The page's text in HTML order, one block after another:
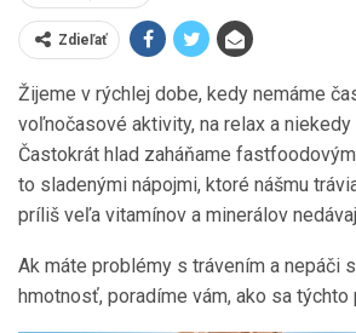
Zdieľať
Žijeme v rýchlej dobe, kedy nemáme
voľnočasové aktivity, na relax a niekedy
Častokrát hlad zaháňame
to sladenými nápojmi, ktoré nášmu
príliš veľa vitamínov a minerálov
Ak máte problémy s trávením a nepáči
hmotnosť, poradíme vám, ako sa